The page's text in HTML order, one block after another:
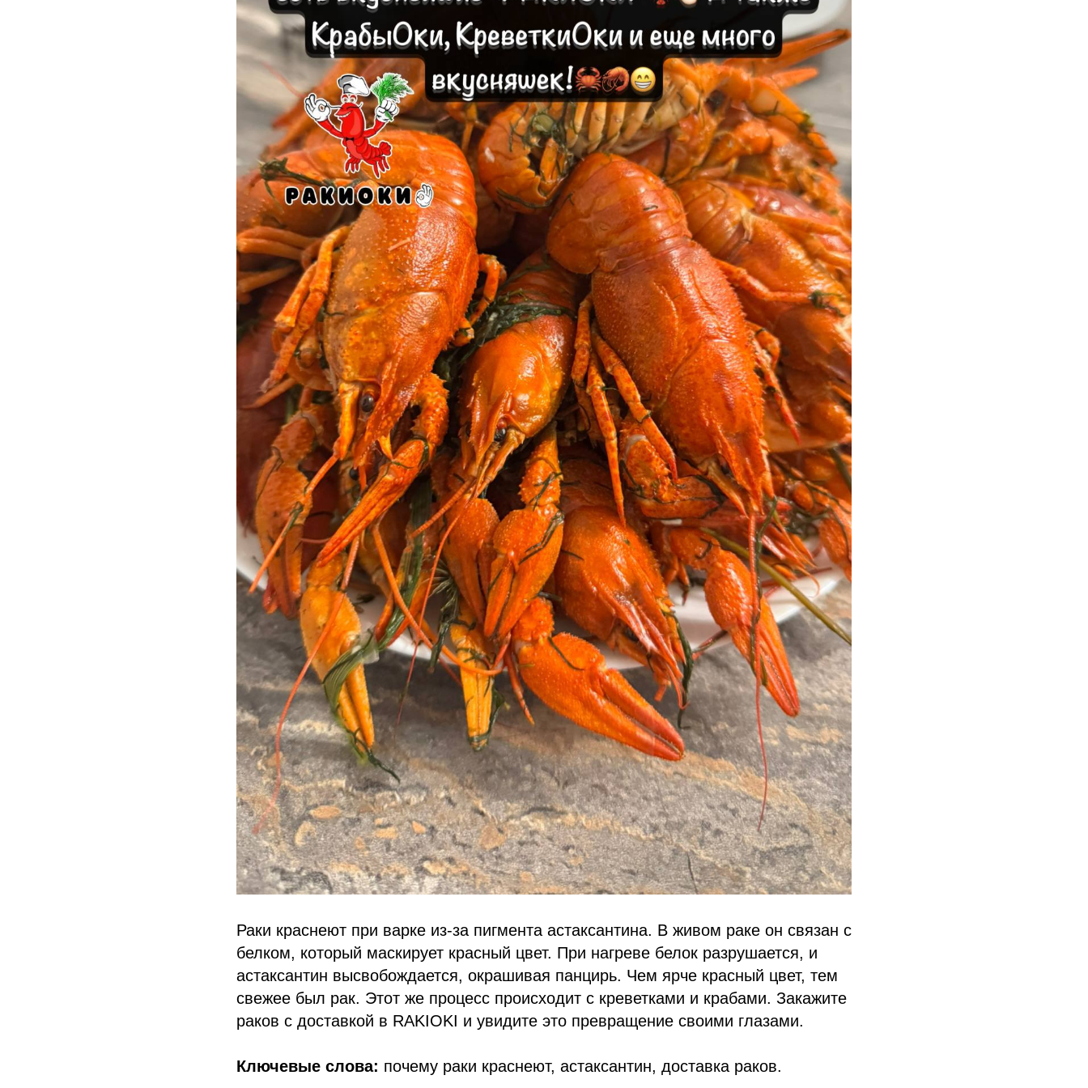
Раки краснеют при варке из-за пигмента астаксантина. В живом раке он связан с
белком, который маскирует красный цвет. При нагреве белок разрушается, и
астаксантин высвобождается, окрашивая панцирь. Чем ярче красный цвет, тем
свежее был рак. Этот же процесс происходит с креветками и крабами. Закажите
раков с доставкой в RAKIOKI и увидите это превращение своими глазами.
Ключевые слова: почему раки краснеют, астаксантин, доставка раков.